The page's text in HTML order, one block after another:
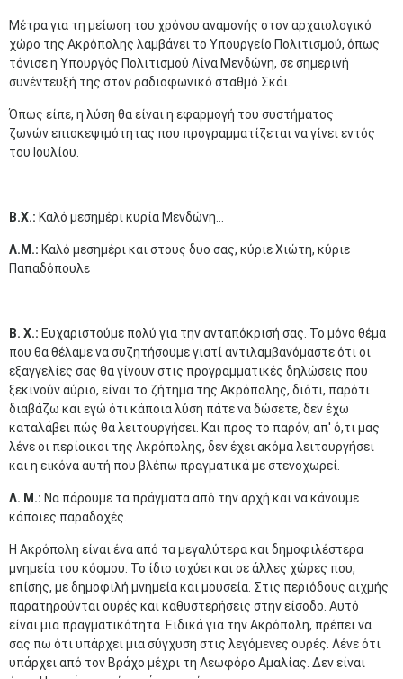
Μέτρα για τη μείωση του χρόνου αναμονής στον αρχαιολογικό
χώρο της Ακρόπολης λαμβάνει το Υπουργείο Πολιτισμού, όπως
τόνισε η Υπουργός Πολιτισμού Λίνα Μενδώνη, σε σημερινή
συνέντευξή της στον ραδιοφωνικό σταθμό Σκάι.
Όπως είπε, η λύση θα είναι η εφαρμογή του συστήματος
ζωνών επισκεψιμότητας που προγραμματίζεται να γίνει εντός
του Ιουλίου.
Β.Χ.: Καλό μεσημέρι κυρία Μενδώνη...
Λ.Μ.: Καλό μεσημέρι και στους δυο σας, κύριε Χιώτη, κύριε
Παπαδόπουλε
Β. Χ.: Ευχαριστούμε πολύ για την ανταπόκρισή σας. Το μόνο θέμα
που θα θέλαμε να συζητήσουμε γιατί αντιλαμβανόμαστε ότι οι
εξαγγελίες σας θα γίνουν στις προγραμματικές δηλώσεις που
ξεκινούν αύριο, είναι το ζήτημα της Ακρόπολης, διότι, παρότι
διαβάζω και εγώ ότι κάποια λύση πάτε να δώσετε, δεν έχω
καταλάβει πώς θα λειτουργήσει. Και προς το παρόν, απ' ό,τι μας
λένε οι περίοικοι της Ακρόπολης, δεν έχει ακόμα λειτουργήσει
και η εικόνα αυτή που βλέπω πραγματικά με στενοχωρεί.
Λ. Μ.: Nα πάρουμε τα πράγματα από την αρχή και να κάνουμε
κάποιες παραδοχές.
Η Ακρόπολη είναι ένα από τα μεγαλύτερα και δημοφιλέστερα
μνημεία του κόσμου. Το ίδιο ισχύει και σε άλλες χώρες που,
επίσης, με δημοφιλή μνημεία και μουσεία. Στις περιόδους αιχμής
παρατηρούνται ουρές και καθυστερήσεις στην είσοδο. Αυτό
είναι μια πραγματικότητα. Ειδικά για την Ακρόπολη, πρέπει να
σας πω ότι υπάρχει μια σύγχυση στις λεγόμενες ουρές. Λένε ότι
υπάρχει από τον Βράχο μέχρι τη Λεωφόρο Αμαλίας. Δεν είναι